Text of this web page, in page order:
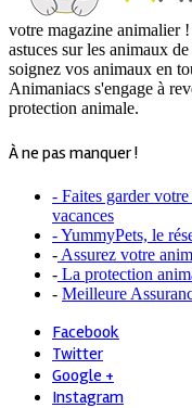
votre magazine animalier
astuces sur les animaux
soignez vos animaux en
Animaniacs s'engage à
protection animale.
À ne pas manquer !
- Faites garder
vacances
- YummyPets, le
- Assurez votre
- La protection
- Meilleure
Facebook
Twitter
Google +
Instagram